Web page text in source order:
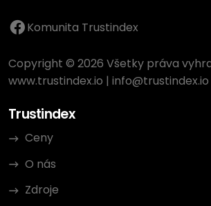
Komunita Trustindex
Copyright © 2026 Všetky práva
www.trustindex.io | info@trustindex.io
Trustindex
Ceny
O nás
Zdroje